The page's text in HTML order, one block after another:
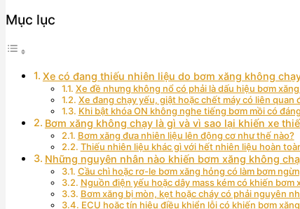
Mục lục
Xe có đang thiếu nhiên liệu do bơm xăng không
Xe đề nhưng không nổ có phải là dấu hiệu bơm
Xe đang chạy yếu, giật hoặc chết máy có liên
Khi bật khóa ON không nghe tiếng bơm mồi có
Bơm xăng không chạy là gì và vì sao lại khiến xe
Bơm xăng đưa nhiên liệu lên động cơ như thế nào?
Thiếu nhiên liệu khác gì với hết nhiên liệu hoàn
Những nguyên nhân nào khiến bơm xăng không
Cầu chì hoặc rơ-le bơm xăng hỏng có làm bơm
Nguồn điện yếu hoặc dây mass kém có khiến
Bơm xăng bị mòn, kẹt hoặc cháy có phải nguyên
ECU hoặc tín hiệu điều khiển lỗi có khiến bơm